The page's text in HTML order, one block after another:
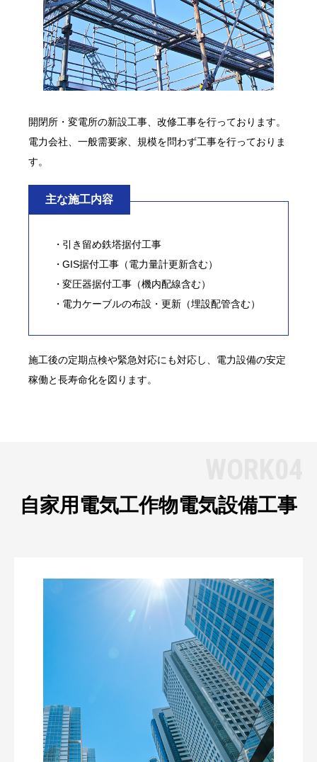
開閉所・変電所の新設工事、改修工事を行っております。
電力会社、一般需要家、規模を問わず工事を行っておりま
す。
主な施工内容
引き留め鉄塔据付工事
GIS据付工事（電力量計更新含む）
変圧器据付工事（機内配線含む）
電力ケーブルの布設・更新（埋設配管含む）
施工後の定期点検や緊急対応にも対応し、電力設備の安定
稼働と長寿命化を図ります。
自家用電気工作物電気設備工事